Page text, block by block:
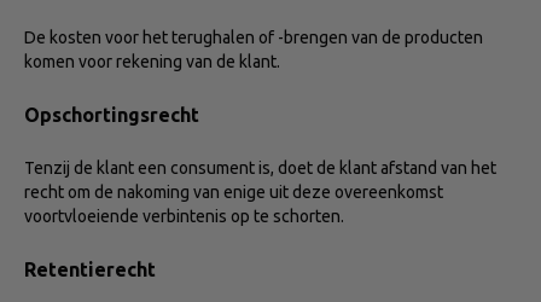
De kosten voor het terughalen of -brengen van de producten
komen voor rekening van de klant.
Opschortingsrecht
Tenzij de klant een consument is, doet de klant afstand van het
recht om de nakoming van enige uit deze overeenkomst
voortvloeiende verbintenis op te schorten.
Retentierecht